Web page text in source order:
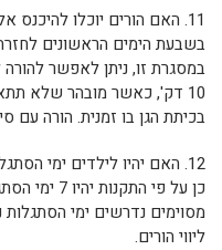
11. האם הורים יוכלו להיכנס אל הגן?
בשבעת הימים הראשונים
במסגרת זו, ניתן לאפשר
10 דק', כאשר מובהר שלא
בכיתת הגן בו זמנית. הורה עם
12. האם יהיו לילדים ימי הסתגלות בגן?
כן על פי
מסוימים נדרשים ימי
ליווי הורים.